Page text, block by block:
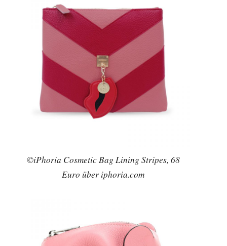
©iPhoria Cosmetic Bag Lining Stripes, 68
Euro über iphoria.com